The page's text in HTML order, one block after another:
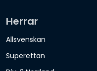
Herrar
Allsvenskan
Superettan